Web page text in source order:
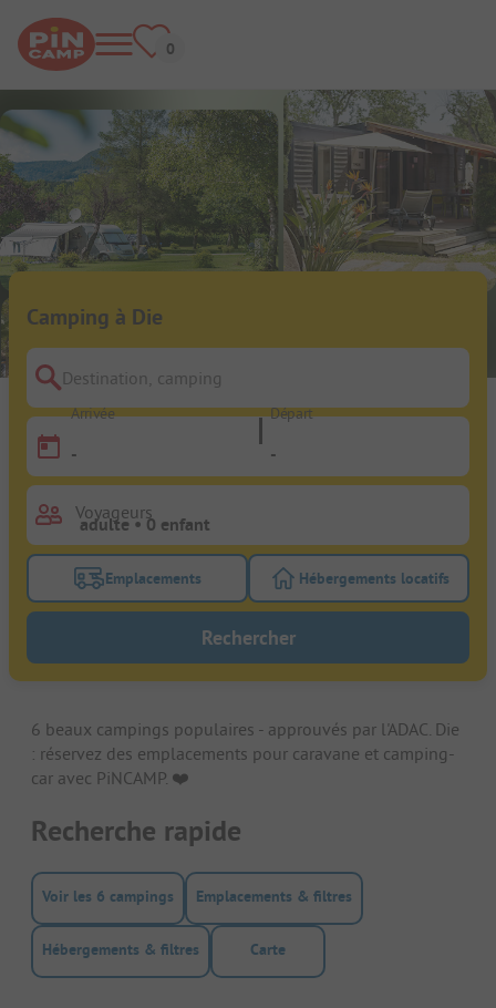
Camping à Die
Destination, camping
Arrivée
-
Départ
-
Voyageurs
Activez le bouton de filtre emplacements pour
Emplacements Activez le bouton
Hébergements locatifs
Rechercher
6 beaux campings populaires - approuvés par l'ADAC. Die
: réservez des emplacements pour caravane et camping-
car avec PiNCAMP. ❤️️
Recherche rapide
Voir les 6 campings Emplacements & filtres
Hébergements & filtres Carte